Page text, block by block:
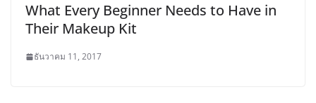
What Every Beginner Needs to Have in
Their Makeup Kit
ธันวาคม 11, 2017